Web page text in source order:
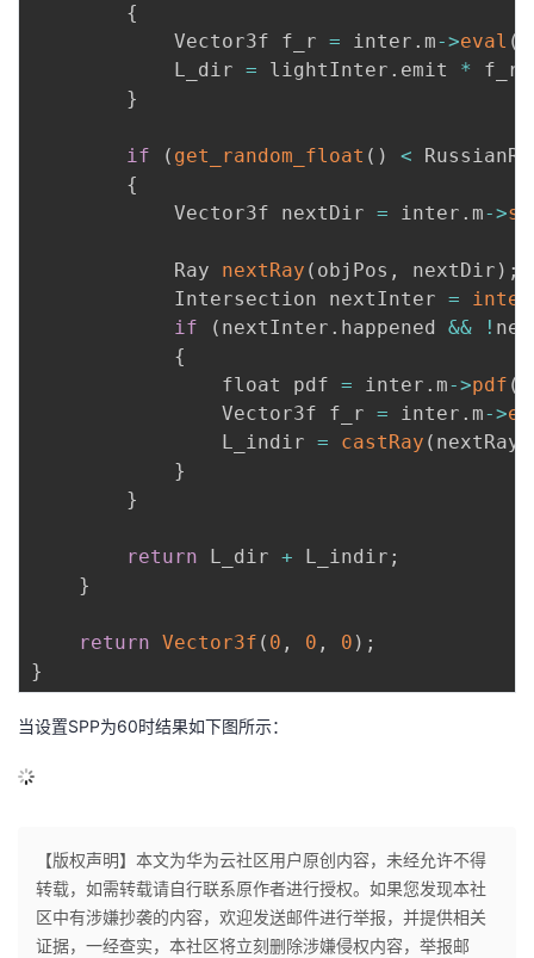
{
            Vector3f f_r
= inter . m->eval (
            L_dir
= lightInter . emit * f_r
}
if ( get_random_float ( ) <
{
            Vector3f nextDir
= inter . m->
            Ray
nextRay ( objPos , nextDir ) ;
            Intersection nextInter
=
if
( nextInter . happened && !
{
                float pdf
= inter . m->pdf (
                Vector3f f_r
= inter . m->
                L_indir
= castRay ( nextRay
}
}
return L_dir + L_indir ;
}
return Vector3f ( 0 , 0 , 0 ) ;
}
当设置SPP为60时结果如下图所示：
【版权声明】本文为华为云社区用户原创内容，未经允许不得
转载，如需转载请自行联系原作者进行授权。如果您发现本社
区中有涉嫌抄袭的内容，欢迎发送邮件进行举报，并提供相关
证据，一经查实，本社区将立刻删除涉嫌侵权内容，举报邮